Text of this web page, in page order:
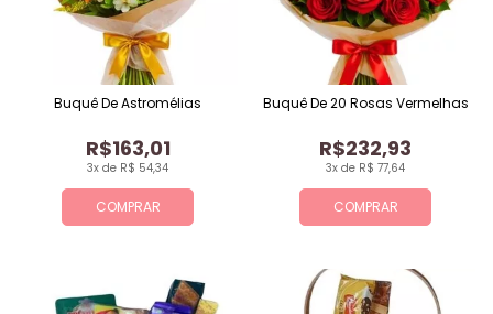
COMPRAR
3x de R$ 54,34
R$163,01
Buquê De Astromélias
COMPRAR
3x de R$ 77,64
R$232,93
Buquê De 20 Rosas Vermelhas